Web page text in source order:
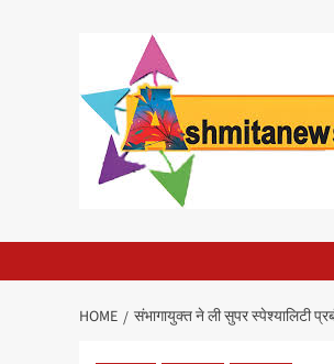
HOME संभागायुक्त ने ली सुपर स्पेश्यालिटी